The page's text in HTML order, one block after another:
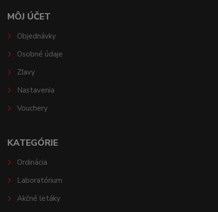
MÔJ ÚČET
Objednávky
Osobné údaje
Zľavy
Nastavenia
Vouchery
KATEGÓRIE
Ordinácia
Laboratórium
Akčné letáky